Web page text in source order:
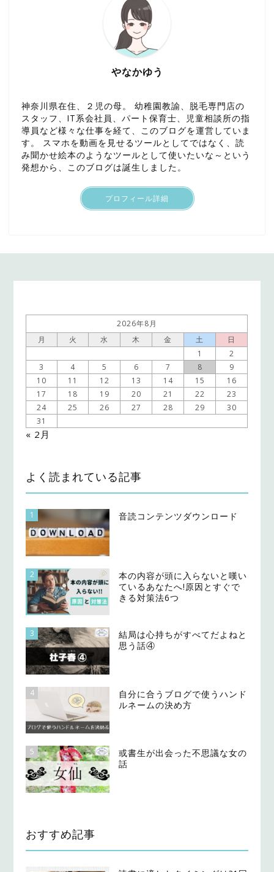
やなかゆう
神奈川県在住、２児の母。 幼稚園教諭、脱毛専門店の
スタッフ、IT系会社員、パート保育士、児童相談所の指
導員など様々な仕事を経て、このブログを運営していま
す。 スマホを動画を見せるツールとしてではなく、読
み聞かせ絵本のようなツールとして使いたいな～という
発想から、このブログは誕生しました。
プロフィール詳細
2026年8月
月
火 水 木 金 土
日
1
2
3
4 5 6 7 8
9
10
11 12 13 14 15
16
17
18 19 20 21 22
23
24
25 26 27 28 29
30
31
« 2月
よく読まれている記事
1 音読コンテンツダウンロード
2
本の内容が頭に入らないと嘆い
ているあなたへ!原因とすぐで
きる対策法6つ
3
結局は心持ちがすべてだよねと
思う話④
4
自分に合うブログで使うハンド
ルネームの決め方
5
或書生が出会った不思議な女の
話
おすすめ記事